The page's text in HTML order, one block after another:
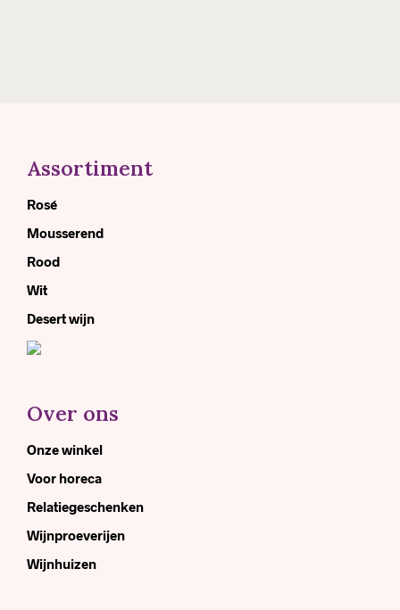
Assortiment
Rosé
Mousserend
Rood
Wit
Desert wijn
Over ons
Onze winkel
Voor horeca
Relatiegeschenken
Wijnproeverijen
Wijnhuizen